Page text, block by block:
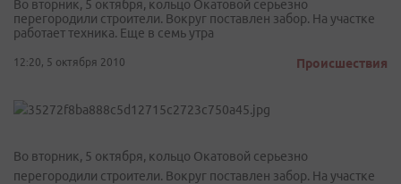
Во вторник, 5 октября, кольцо Окатовой серьезно
перегородили строители. Вокруг поставлен забор. На участке
работает техника. Еще в семь утра
12:20, 5 октября 2010 Происшествия
Во вторник, 5 октября, кольцо Окатовой серьезно
перегородили строители. Вокруг поставлен забор. На участке